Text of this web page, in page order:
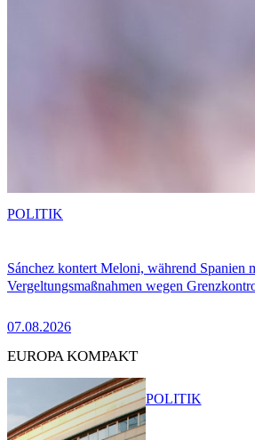
Sánchez kontert Meloni, während Spanien
Vergeltungsmaßnahmen wegen
07.08.2026
POLITIK
EUROPA KOMPAKT
POLITIK